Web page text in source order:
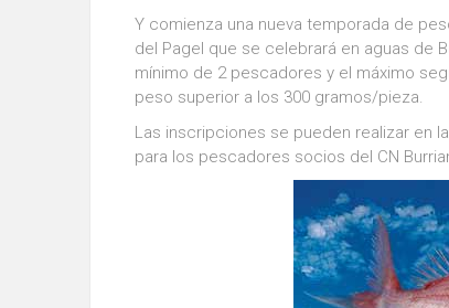
Y comienza una nueva temporada de
del Pagel que se celebrará en aguas de
mínimo de 2 pescadores y el máximo
peso superior a los 300 gramos/pieza.
Las inscripciones se pueden realizar en
para los pescadores socios del CN